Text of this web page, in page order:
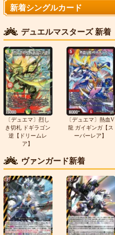
新着シングルカード
デュエルマスターズ 新着
〔デュエマ〕烈し
き切札 ドギラゴン
逆【ドリームレ
ア】
〔デュエマ〕熱血V
龍 ガイギンガ【ス
ーパーレア】
ヴァンガード新着